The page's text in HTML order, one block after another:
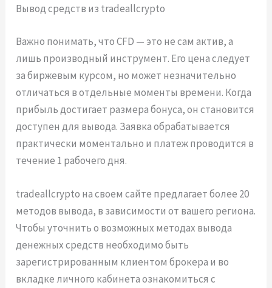
Вывод средств из tradeallcrypto
Важно понимать, что CFD — это не сам актив, а
лишь производный инструмент. Его цена следует
за биржевым курсом, но может незначительно
отличаться в отдельные моменты времени. Когда
прибыль достигает размера бонуса, он становится
доступен для вывода. Заявка обрабатывается
практически моментально и платеж проводится в
течение 1 рабочего дня.
tradeallcrypto на своем сайте предлагает более 20
методов вывода, в зависимости от вашего региона.
Чтобы уточнить о возможных методах вывода
денежных средств необходимо быть
зарегистрированным клиентом брокера и во
вкладке личного кабинета ознакомиться с